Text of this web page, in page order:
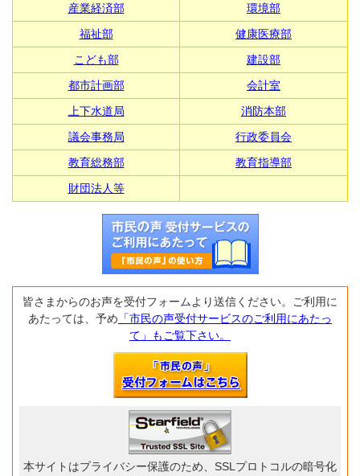
産業経済部
環境部
福祉部
健康医療部
こども部
建設部
都市計画部
会計室
上下水道局
消防本部
議会事務局
行政委員会
教育総務部
教育指導部
財団法人等
皆さまからのお声を受付フォームより送信ください。ご利用に
あたっては、予め 「市民の声受付サービスのご利用にあたっ
て」もご覧下さい。
本サイトはプライバシー保護のため、SSLプロトコルの暗号化